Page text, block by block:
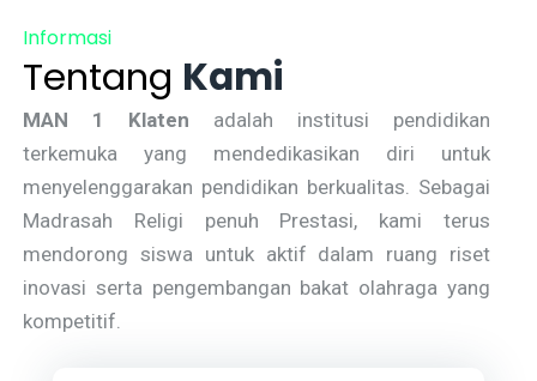
Informasi
Tentang Kami
MAN 1 Klaten adalah institusi pendidikan
terkemuka yang mendedikasikan diri untuk
menyelenggarakan pendidikan berkualitas. Sebagai
Madrasah Religi penuh Prestasi, kami terus
mendorong siswa untuk aktif dalam ruang riset
inovasi serta pengembangan bakat olahraga yang
kompetitif.